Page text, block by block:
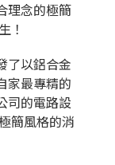
理念的極簡
！
了以鋁合金
家最專精的
司的電路設
簡風格的消